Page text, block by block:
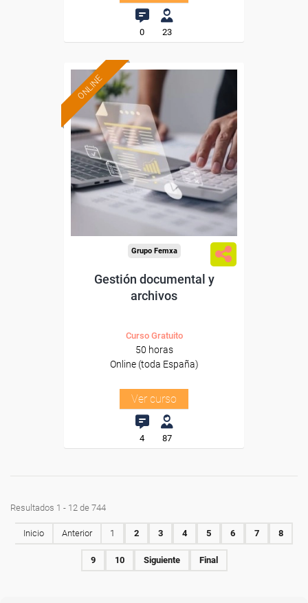
0 23
ONLINE
Formación 100%
subvencionada.
Para desempleados,
trabajadores y autónomos.
Sector
-Administración.
Grupo Femxa
Gestión documental y
archivos
Curso Gratuito
50 horas
Online (toda España)
Ver curso
4 87
Resultados 1 - 12 de 744
Inicio Anterior 1 2 3 4 5 6 7 8
9 10 Siguiente Final